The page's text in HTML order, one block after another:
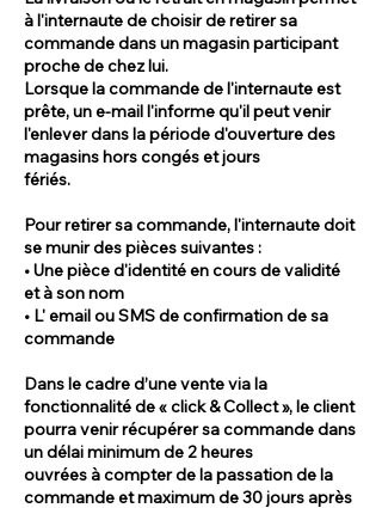
à l'internaute de choisir de retirer sa
commande dans un magasin participant
proche de chez lui.
Lorsque la commande de l'internaute est
prête, un e-mail l'informe qu'il peut venir
l'enlever dans la période d'ouverture des
magasins hors congés et jours
fériés.
Pour retirer sa commande, l'internaute doit
se munir des pièces suivantes :
• Une pièce d'identité en cours de validité
et à son nom
• L' email ou SMS de confirmation de sa
commande
Dans le cadre d’une vente via la
fonctionnalité de « click & Collect », le client
pourra venir récupérer sa commande dans
un délai minimum de 2 heures
ouvrées à compter de la passation de la
commande et maximum de 30 jours après